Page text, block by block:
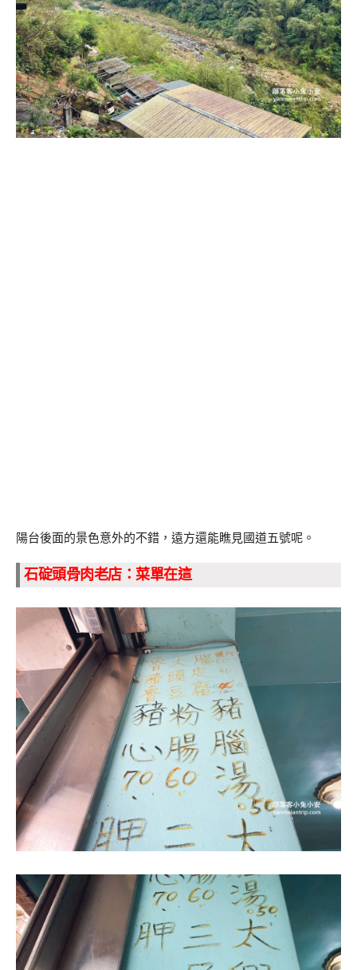
陽台後面的景色意外的不錯，遠方還能瞧見國道五號呢。
石碇頭骨肉老店：菜單在這